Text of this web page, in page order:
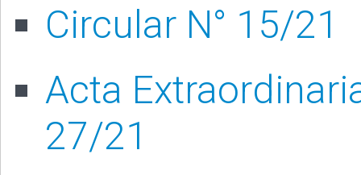
Circular N° 15/21
Acta
27/21